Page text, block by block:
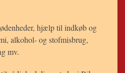
hjælp til indkøb og
alkohol- og stofmisbrug,
mv.